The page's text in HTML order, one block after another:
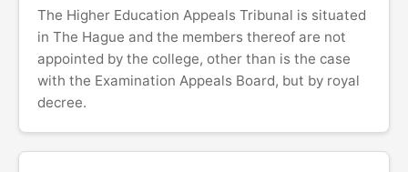
The Higher Education Appeals Tribunal is situated
in The Hague and the members thereof are not
appointed by the college, other than is the case
with the Examination Appeals Board, but by royal
decree.